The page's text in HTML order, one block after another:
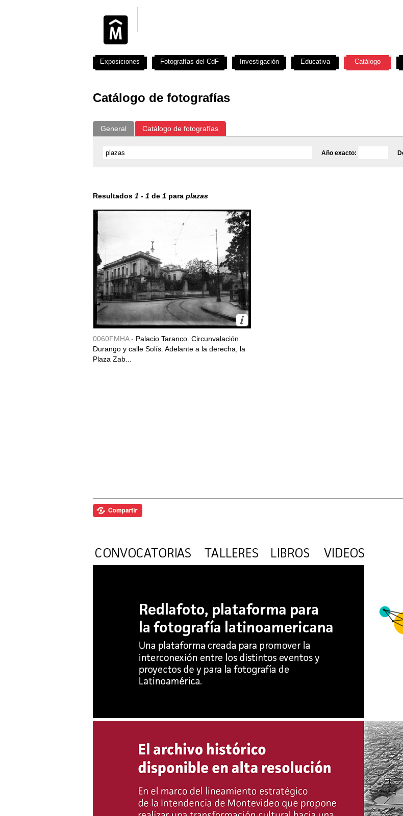
Catálogo de fotografías
General Catálogo de fotografías
Año exacto:
Resultados 1 - 1 de 1 para plazas
0060FMHA - Palacio Taranco. Circunvalación
Durango y calle Solís. Adelante a la derecha, la
Plaza Zab...
Exposiciones Fotografías del CdF Investigación Educativa Catálogo